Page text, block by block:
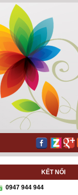
KẾT NỐI
0947 944 944